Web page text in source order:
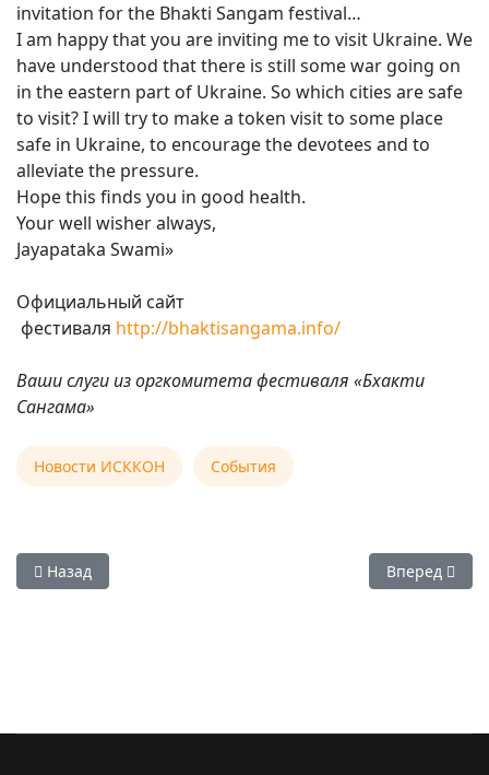
invitation for the Bhakti Sangam festival…
I am happy that you are inviting me to visit Ukraine. We
have understood that there is still some war going on
in the eastern part of Ukraine. So which cities are safe
to visit? I will try to make a token visit to some place
safe in Ukraine, to encourage the devotees and to
alleviate the pressure.
Hope this finds you in good health.
Your well wisher always,
Jayapataka Swami»
Официальный сайт
фестиваля http://bhaktisangama.info/
Ваши слуги из оргкомитета фестиваля «Бхакти
Сангама»
Новости ИСККОН События
Предыдущий: Информация о трасферах на фестиваль
Назад Следующий:
Вперед